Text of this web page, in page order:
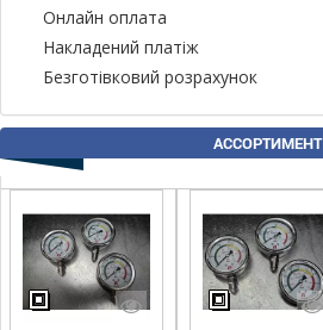
Онлайн оплата
Накладений платіж
Безготівковий розрахунок
АССОРТИМЕНТ